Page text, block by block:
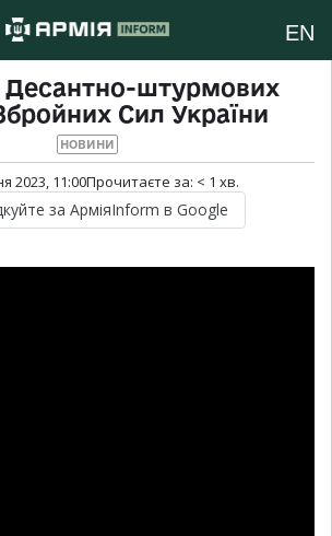
EN
Десантно-штурмових
Сил України
НОВИНИ
2023, 11:00Прочитаєте за: < 1 хв.
за АрміяInform в Google